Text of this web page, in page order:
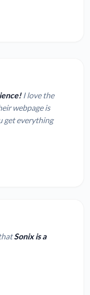
I love the
webpage is
get everything
Sonix is a